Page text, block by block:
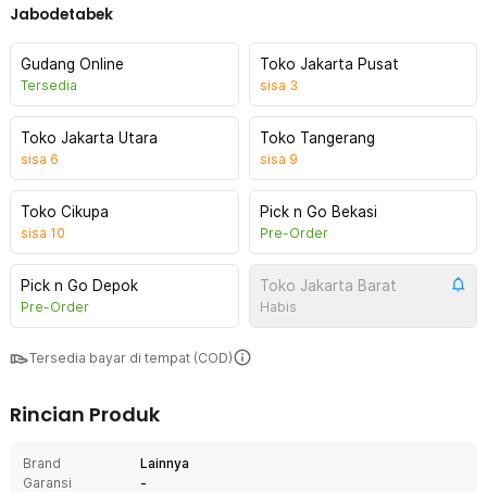
Jabodetabek
Gudang Online
Tersedia
Toko Jakarta Pusat
sisa 3
Toko Jakarta Utara
sisa 6
Toko Tangerang
sisa 9
Toko Cikupa
sisa 10
Pick n Go Bekasi
Pre-Order
Pick n Go Depok
Pre-Order
Toko Jakarta Barat
Habis
Tersedia bayar di tempat (COD)
Rincian Produk
Brand
Lainnya
Garansi
-